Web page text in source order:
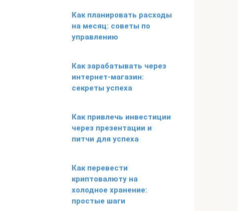
Как планировать расходы
на месяц: советы по
управлению
Как зарабатывать через
интернет-магазин:
секреты успеха
Как привлечь инвестиции
через презентации и
питчи для успеха
Как перевести
криптовалюту на
холодное хранение:
простые шаги